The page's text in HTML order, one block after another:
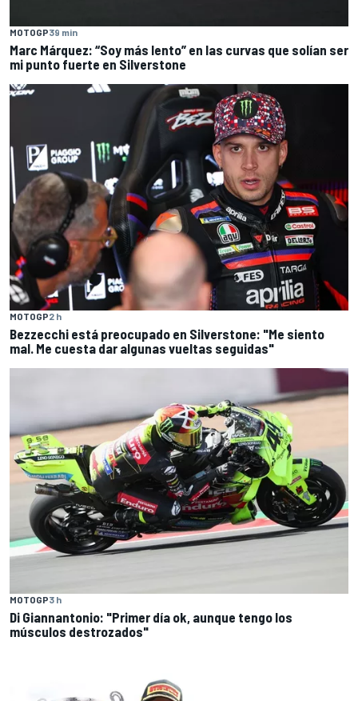
MOTOGP39 min
Marc Márquez: “Soy más lento” en las curvas que solían ser
mi punto fuerte en Silverstone
MOTOGP2 h
Bezzecchi está preocupado en Silverstone: "Me siento
mal. Me cuesta dar algunas vueltas seguidas"
MOTOGP3 h
Di Giannantonio: "Primer día ok, aunque tengo los
músculos destrozados"